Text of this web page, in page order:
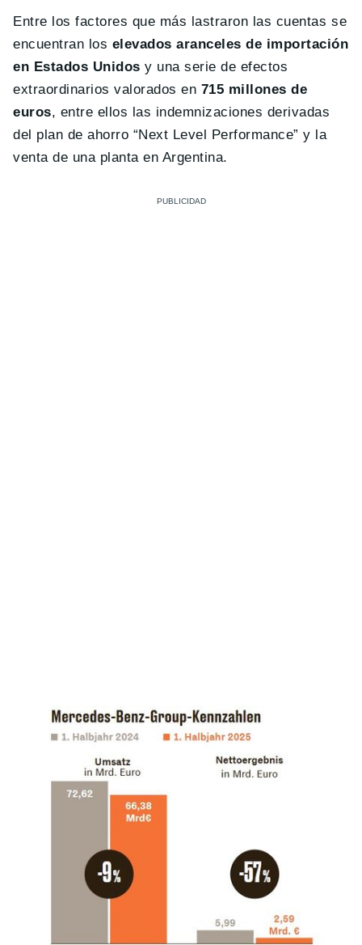
Entre los factores que más lastraron las cuentas se
encuentran los elevados aranceles de importación
en Estados Unidos y una serie de efectos
extraordinarios valorados en 715 millones de
euros, entre ellos las indemnizaciones derivadas
del plan de ahorro “Next Level Performance” y la
venta de una planta en Argentina.